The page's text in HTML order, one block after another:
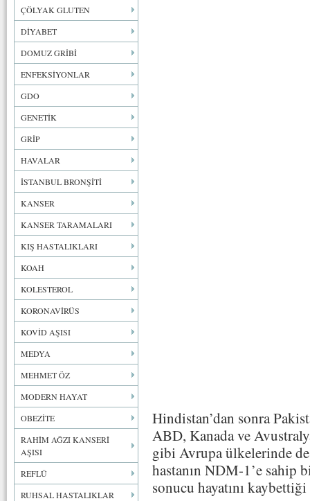
ÇÖLYAK GLUTEN
DİYABET
DOMUZ GRİBİ
ENFEKSİYONLAR
GDO
GENETİK
GRİP
HAVALAR
İSTANBUL BRONŞİTİ
KANSER
KANSER TARAMALARI
KIŞ HASTALIKLARI
KOAH
KOLESTEROL
KORONAVİRÜS
KOVİD AŞISI
MEDYA
MEHMET ÖZ
MODERN HAYAT
OBEZİTE
RAHİM AĞZI KANSERİ
AŞISI
REFLÜ
RUHSAL HASTALIKLAR
Hindistan’dan sonra
ABD, Kanada ve
gibi Avrupa ülkelerinde
hastanın NDM-1’e sahip
sonucu hayatını